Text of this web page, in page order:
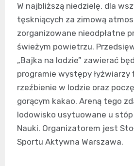
W najbliższą niedzielę, dla
tęskniących za zimową
zorganizowane nieodpłatne
świeżym powietrzu.
„Bajka na lodzie” zawierać
programie występy łyżwiarzy
rzeźbienie w lodzie oraz
gorącym kakao. Areną tego
lodowisko usytuowane u stóp
Nauki. Organizatorem jest
Sportu Aktywna Warszawa.